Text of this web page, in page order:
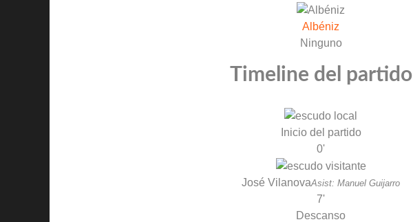
Albéniz
Ninguno
Timeline del partido
Inicio del partido
0'
José VilanovaAsist: Manuel Guijarro
7'
Descanso